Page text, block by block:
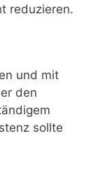
reduzieren.
und mit
den
sollte